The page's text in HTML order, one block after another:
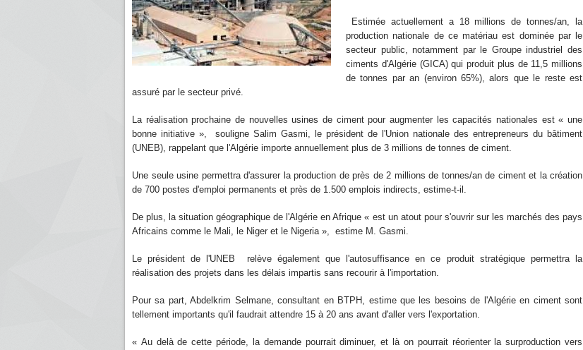
Estimée actuellement a 18 millions de tonnes/an, la
production nationale de ce matériau est dominée par le
secteur public, notamment par le Groupe industriel des
ciments d'Algérie (GICA) qui produit plus de 11,5 millions
de tonnes par an (environ 65%), alors que le reste est
assuré par le secteur privé.
La réalisation prochaine de nouvelles usines de ciment pour augmenter les capacités nationales est « une
bonne initiative », souligne Salim Gasmi, le président de l'Union nationale des entrepreneurs du bâtiment
(UNEB), rappelant que l'Algérie importe annuellement plus de 3 millions de tonnes de ciment.
Une seule usine permettra d'assurer la production de près de 2 millions de tonnes/an de ciment et la création
de 700 postes d'emploi permanents et près de 1.500 emplois indirects, estime-t-il.
De plus, la situation géographique de l'Algérie en Afrique « est un atout pour s'ouvrir sur les marchés des pays
Africains comme le Mali, le Niger et le Nigeria », estime M. Gasmi.
Le président de l'UNEB relève également que l'autosuffisance en ce produit stratégique permettra la
réalisation des projets dans les délais impartis sans recourir à l'importation.
Pour sa part, Abdelkrim Selmane, consultant en BTPH, estime que les besoins de l'Algérie en ciment sont
tellement importants qu'il faudrait attendre 15 à 20 ans avant d'aller vers l'exportation.
« Au delà de cette période, la demande pourrait diminuer, et là on pourrait réorienter la surproduction vers